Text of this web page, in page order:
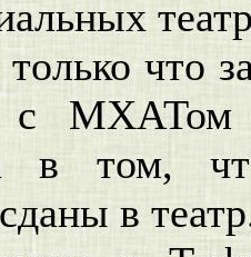
что
с МХАТом
в том,
в